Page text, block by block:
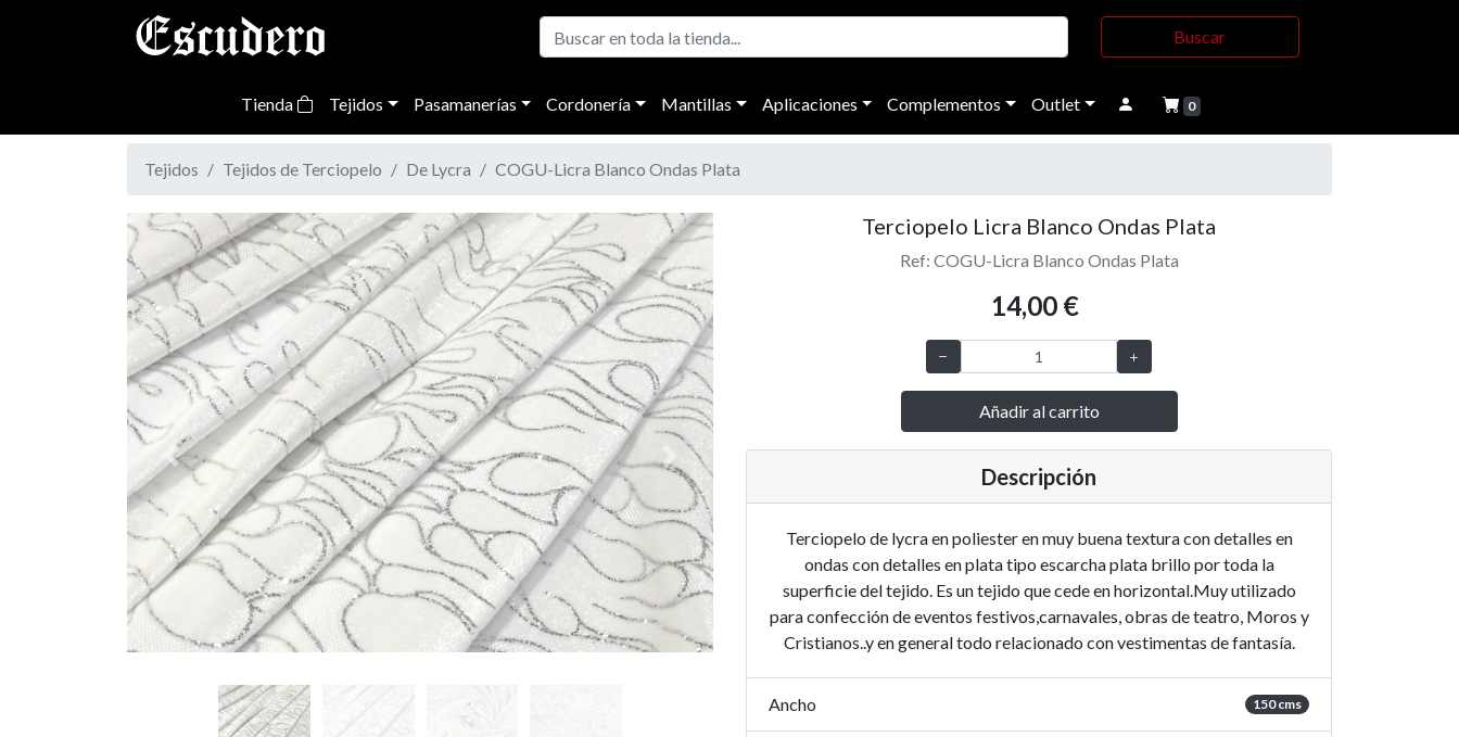
Buscar
Tienda Tejidos Pasamanerías Cordonería Mantillas Aplicaciones Complementos Outlet 0
Tejidos Tejidos de Terciopelo De Lycra COGU-Licra Blanco Ondas Plata
Previous Next
Terciopelo Licra Blanco Ondas Plata
Ref: COGU-Licra Blanco Ondas Plata
14,00 €
Añadir al carrito
Descripción
Terciopelo de lycra en poliester en muy buena textura con detalles en
ondas con detalles en plata tipo escarcha plata brillo por toda la
superficie del tejido. Es un tejido que cede en horizontal.Muy utilizado
para confección de eventos festivos,carnavales, obras de teatro, Moros y
Cristianos..y en general todo relacionado con vestimentas de fantasía.
Ancho 150 cms